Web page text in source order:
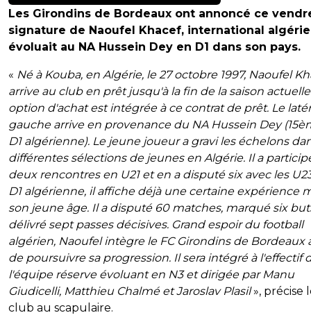
Les Girondins de Bordeaux ont annoncé ce
signature de Naoufel Khacef, international
évoluait au NA Hussein Dey en D1 dans son pays.
« Né à Kouba, en Algérie, le 27 octobre 1997, Naoufel
arrive au club en prêt jusqu'à la fin de la saison
option d'achat est intégrée à ce contrat de prêt. Le
gauche arrive en provenance du NA Hussein Dey
D1 algérienne). Le jeune joueur a gravi les échelons
différentes sélections de jeunes en Algérie. Il a
deux rencontres en U21 et en a disputé six avec les
D1 algérienne, il affiche déjà une certaine expérience
son jeune âge. Il a disputé 60 matches, marqué six
délivré sept passes décisives. Grand espoir du football
algérien, Naoufel intègre le FC Girondins de Bordeaux
de poursuivre sa progression. Il sera intégré à l'effectif
l'équipe réserve évoluant en N3 et dirigée par Manu
Giudicelli, Matthieu Chalmé et Jaroslav Plasil», précise
club au scapulaire.